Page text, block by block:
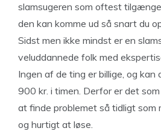
slamsugeren som oftest
den kan komme ud så snart du
Sidst men ikke mindst er en
veluddannede folk med
Ingen af de ting er billige, og kan
900 kr. i timen. Derfor er det
at finde problemet så tidligt som
og hurtigt at løse.